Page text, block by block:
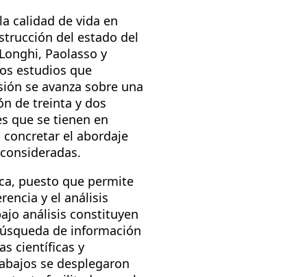
calidad de vida en
del estado del
Paolasso y
estudios que
se avanza sobre una
de treinta y dos
que se tienen en
el abordaje
puesto que permite
y el análisis
análisis constituyen
de información
científicas y
se desplegaron